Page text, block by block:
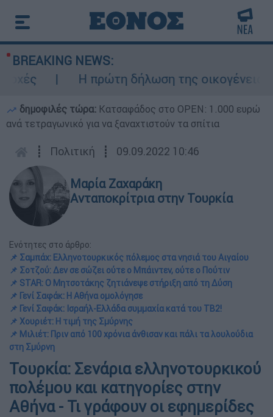
BREAKING NEWS:
Η πρώτη δήλωση της οικογένειας της
δημοφιλές τώρα: Κατσαφάδος στο OPEN: 1.000 ευρώ
ανά τετραγωνικό για να ξαναχτιστούν τα σπίτια
┋ Πολιτική ┋ 09.09.2022 10:46
Μαρία Ζαχαράκη
Ανταποκρίτρια στην Τουρκία
Ενότητες στο άρθρο:
📌 Σαμπάχ: Ελληνοτουρκικός πόλεμος στα νησιά του Αιγαίου
📌 Σοτζού: Δεν σε σώζει ούτε ο Μπάιντεν, ούτε ο Πούτιν
📌 STAR: Ο Μητσοτάκης ζητιάνεψε στήριξη από τη Δύση
📌 Γενί Σαφάκ: Η Αθήνα ομολόγησε
📌 Γενί Σαφάκ: Ισραήλ-Ελλάδα συμμαχία κατά του TB2!
📌 Χουριέτ: Η τιμή της Σμύρνης
📌 Μιλιέτ: Πριν από 100 χρόνια άνθισαν και πάλι τα λουλούδια
στη Σμύρνη
Τουρκία: Σενάρια ελληνοτουρκικού
πολέμου και κατηγορίες στην
Αθήνα - Τι γράφουν οι εφημερίδες